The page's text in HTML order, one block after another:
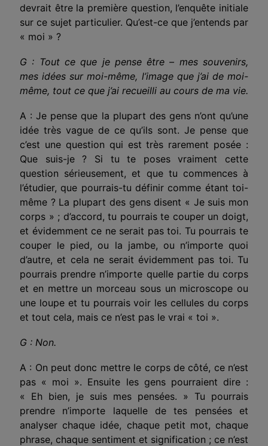
devrait être la première question, l’enquête initiale
sur ce sujet particulier. Qu’est-ce que j’entends par
« moi » ?
G : Tout ce que je pense être – mes souvenirs,
mes idées sur moi-même, l’image que j’ai de moi-
même, tout ce que j’ai recueilli au cours de ma vie.
A : Je pense que la plupart des gens n’ont qu’une
idée très vague de ce qu’ils sont. Je pense que
c’est une question qui est très rarement posée :
Que suis-je ? Si tu te poses vraiment cette
question sérieusement, et que tu commences à
l’étudier, que pourrais-tu définir comme étant toi-
même ? La plupart des gens disent « Je suis mon
corps » ; d’accord, tu pourrais te couper un doigt,
et évidemment ce ne serait pas toi. Tu pourrais te
couper le pied, ou la jambe, ou n’importe quoi
d’autre, et cela ne serait évidemment pas toi. Tu
pourrais prendre n’importe quelle partie du corps
et en mettre un morceau sous un microscope ou
une loupe et tu pourrais voir les cellules du corps
et tout cela, mais ce n’est pas le vrai « toi ».
G : Non.
A : On peut donc mettre le corps de côté, ce n’est
pas « moi ». Ensuite les gens pourraient dire :
« Eh bien, je suis mes pensées. » Tu pourrais
prendre n’importe laquelle de tes pensées et
analyser chaque idée, chaque petit mot, chaque
phrase, chaque sentiment et signification ; ce n’est